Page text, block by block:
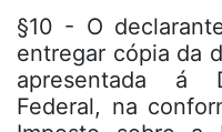
§10 - O
entregar cópia da
apresentada á
Federal, na